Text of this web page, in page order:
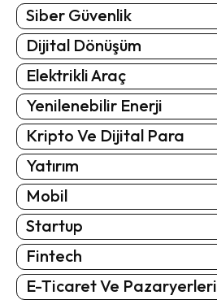
Siber Güvenlik
Dijital Dönüşüm
Elektrikli Araç
Yenilenebilir Enerji
Kripto Ve Dijital Para
Yatırım
Mobil
Startup
Fintech
E-Ticaret Ve Pazaryerleri